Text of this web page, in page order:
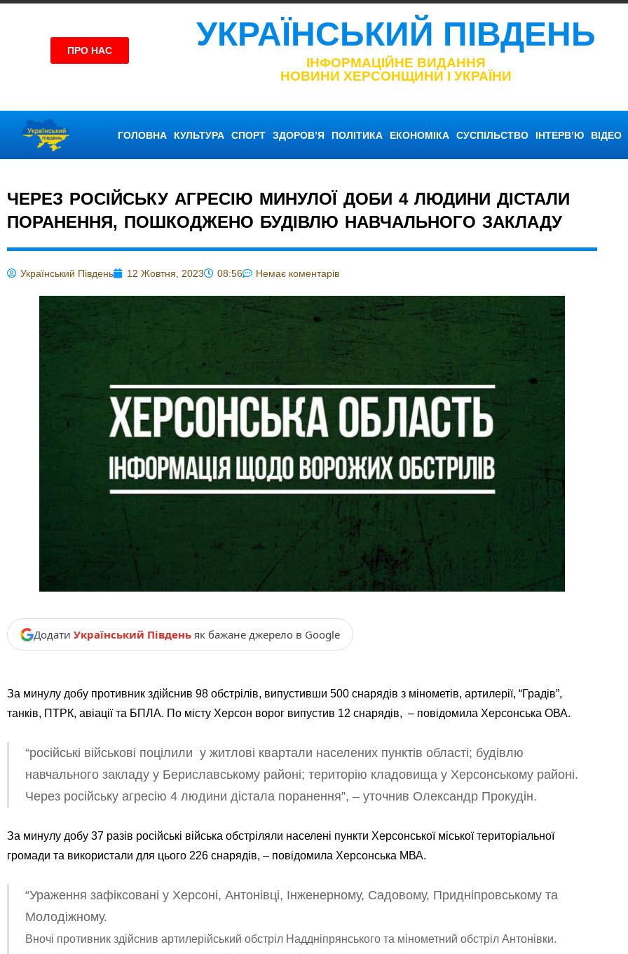
ПРО НАС УКРАЇНСЬКИЙ ПІВДЕНЬ
ІНФОРМАЦІЙНЕ ВИДАННЯ
НОВИНИ ХЕРСОНЩИНИ І УКРАЇНИ
ГОЛОВНА КУЛЬТУРА СПОРТ ЗДОРОВ’Я ПОЛІТИКА ЕКОНОМІКА СУСПІЛЬСТВО ІНТЕРВ’Ю ВІДЕО
ЧЕРЕЗ РОСІЙСЬКУ АГРЕСІЮ МИНУЛОЇ ДОБИ 4 ЛЮДИНИ ДІСТАЛИ
ПОРАНЕННЯ, ПОШКОДЖЕНО БУДІВЛЮ НАВЧАЛЬНОГО ЗАКЛАДУ
Український Південь 12 Жовтня, 2023 08:56 Немає коментарів
Додати Український Південь як бажане джерело в Google
За минулу добу противник здійснив 98 обстрілів, випустивши 500 снарядів з мінометів, артилерії, “Градів”,
танків, ПТРК, авіації та БПЛА. По місту Херсон ворог випустив 12 снарядів, – повідомила Херсонська ОВА.
“російські військові поцілили у житлові квартали населених пунктів області; будівлю
навчального закладу у Бериславському районі; територію кладовища у Херсонському районі.
Через російську агресію 4 людини дістала поранення”, – уточнив Олександр Прокудін.
За минулу добу 37 разів російські війська обстріляли населені пункти Херсонської міської територіальної
громади та використали для цього 226 снарядів, – повідомила Херсонська МВА.
“Ураження зафіксовані у Херсоні, Антонівці, Інженерному, Садовому, Придніпровському та
Молодіжному.
Вночі противник здійснив артилерійський обстріл Наддніпрянського та мінометний обстріл Антонівки.